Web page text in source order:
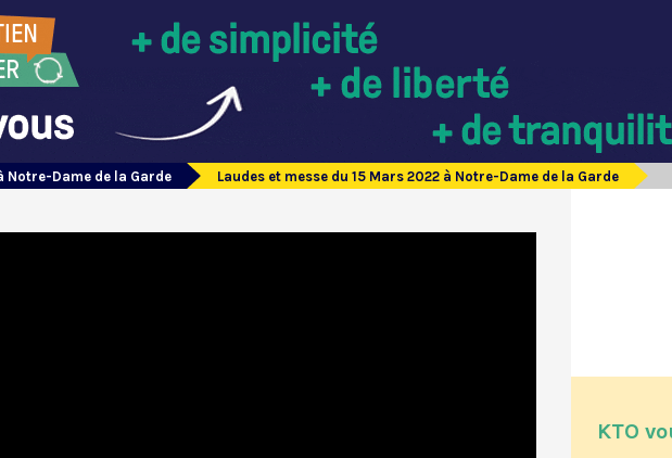
Notre-Dame de la Garde Laudes et messe du 15 Mars 2022 à Notre-Dame de la Garde
KTO